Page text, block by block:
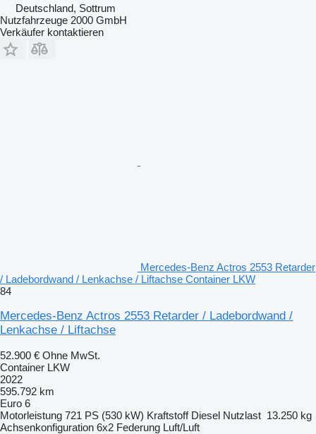
Deutschland, Sottrum
Nutzfahrzeuge 2000 GmbH
Verkäufer kontaktieren
Mercedes-Benz Actros 2553 Retarder
/ Ladebordwand / Lenkachse / Liftachse Container LKW
84
Mercedes-Benz Actros 2553 Retarder / Ladebordwand /
Lenkachse / Liftachse
52.900 € Ohne MwSt.
Container LKW
2022
595.792 km
Euro 6
Motorleistung 721 PS (530 kW) Kraftstoff Diesel Nutzlast 13.250 kg
Achsenkonfiguration 6x2 Federung Luft/Luft